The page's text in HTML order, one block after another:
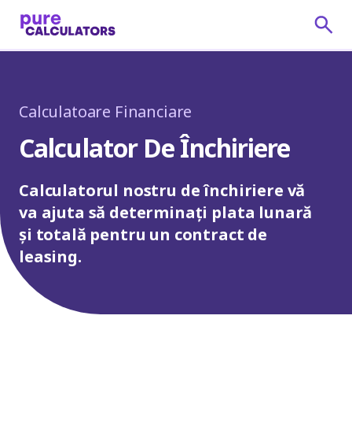
Calculatoare Financiare
Calculator De Închiriere
Calculatorul nostru de închiriere vă
va ajuta să determinați plata lunară
și totală pentru un contract de
leasing.